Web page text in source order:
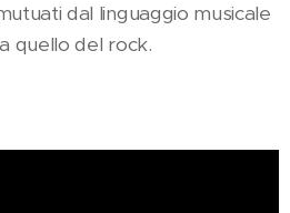
dal linguaggio musicale
quello del rock.